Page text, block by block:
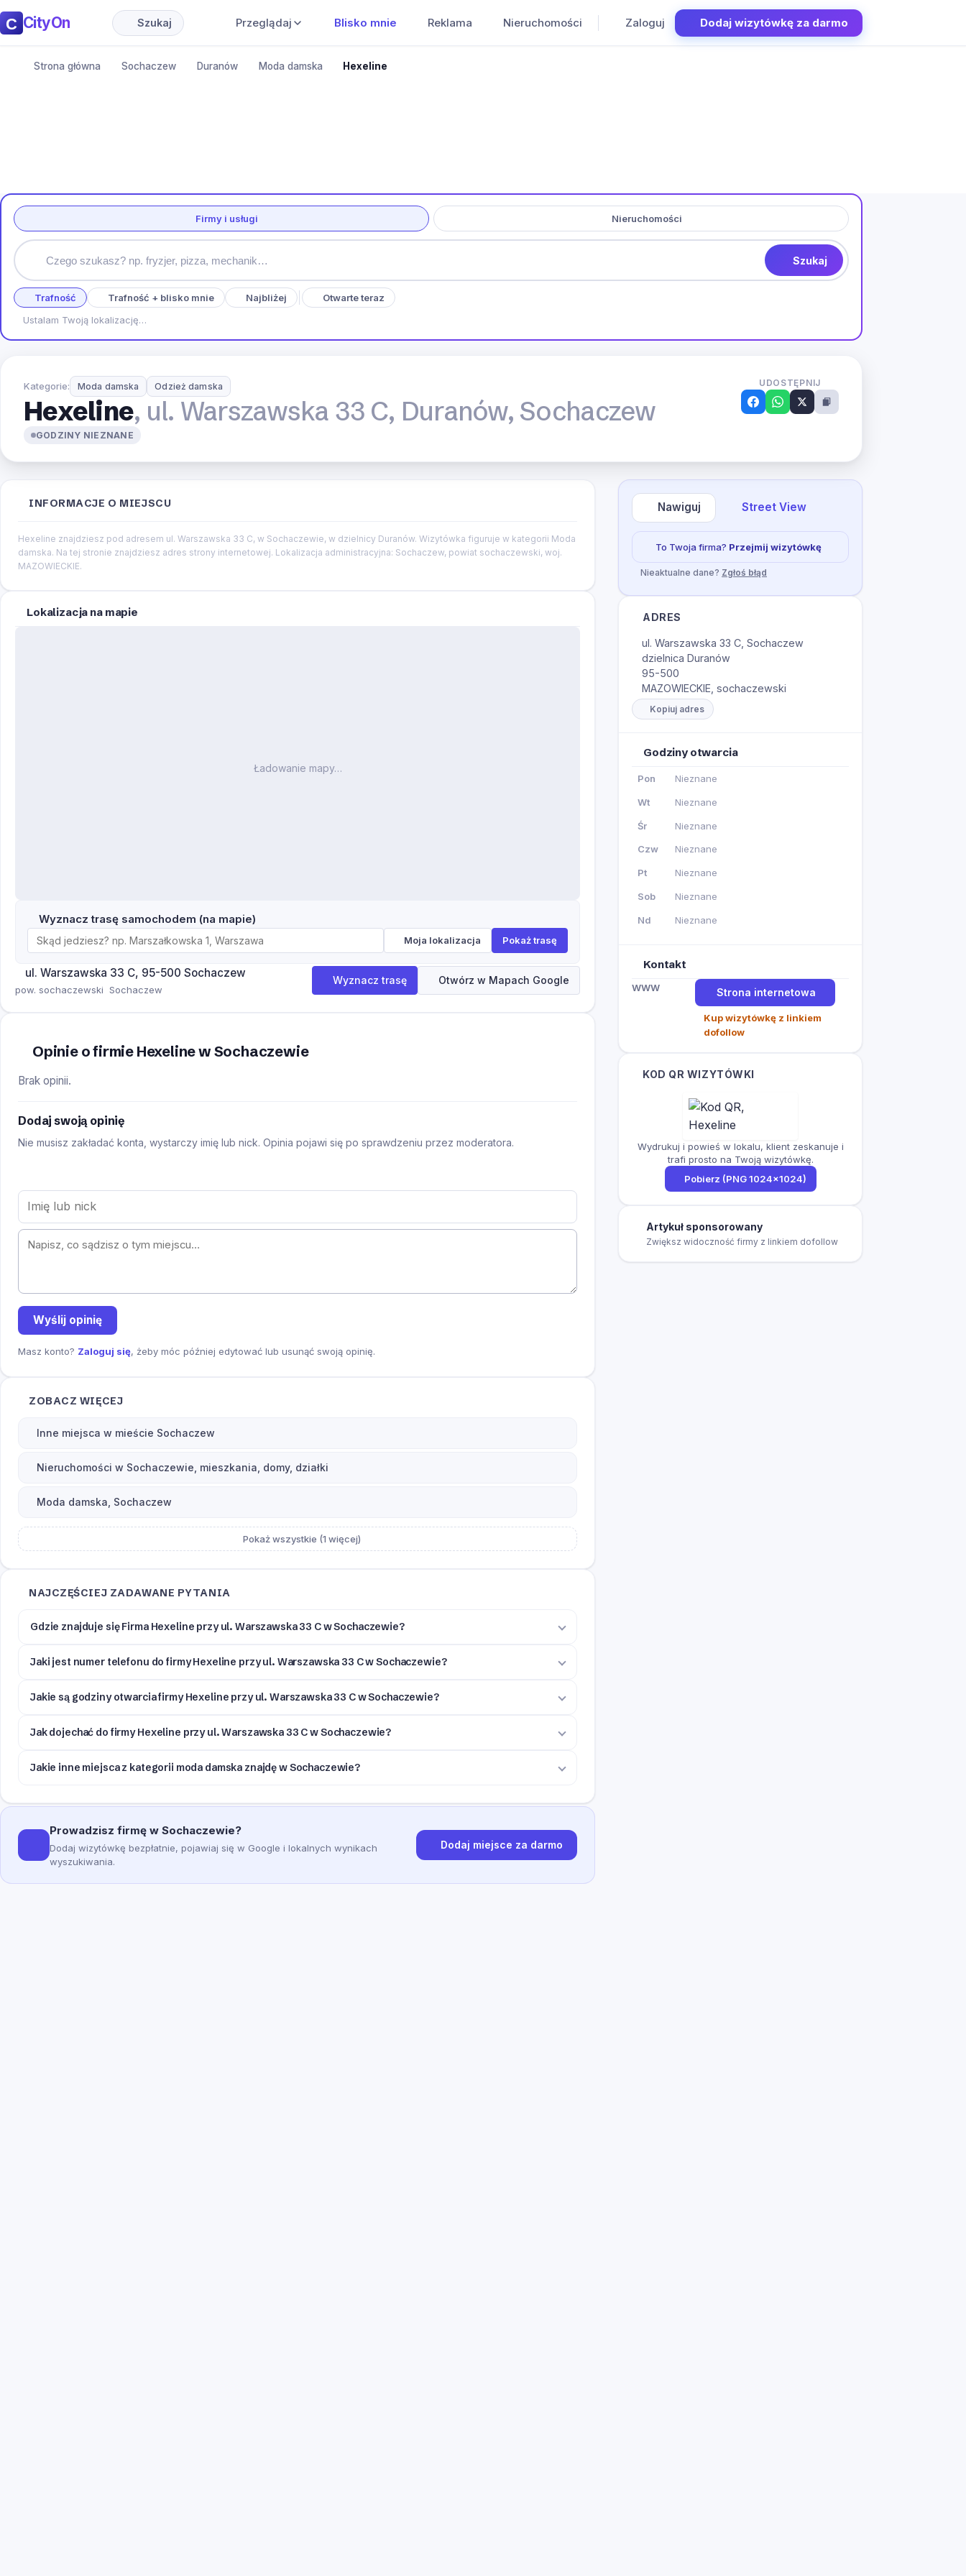
CityOn Szukaj Przeglądaj Blisko mnie Reklama Nieruchomości Zaloguj Dodaj wizytówkę za darmo
Strona główna Sochaczew Duranów Moda damska Hexeline
Firmy i usługi Nieruchomości
Szukaj
Trafność Trafność + blisko mnie Najbliżej
Otwarte teraz
Ustalam Twoją lokalizację…
Kategorie: Moda damska Odzież damska
Hexeline, ul. Warszawska 33 C, Duranów, Sochaczew
GODZINY NIEZNANE
UDOSTĘPNIJ
Nawiguj Street View
To Twoja firma? Przejmij wizytówkę
Nieaktualne dane? Zgłoś błąd
ADRES
ul. Warszawska 33 C, Sochaczew
dzielnica Duranów
95-500
MAZOWIECKIE, sochaczewski
Kopiuj adres
Godziny otwarcia
Pon Nieznane
Wt Nieznane
Śr Nieznane
Czw Nieznane
Pt Nieznane
Sob Nieznane
Nd Nieznane
Kontakt
WWW Strona internetowa
Kup wizytówkę z linkiem
dofollow
KOD QR WIZYTÓWKI
Wydrukuj i powieś w lokalu, klient zeskanuje i
trafi prosto na Twoją wizytówkę.
Pobierz (PNG 1024×1024)
Artykuł sponsorowany
Zwiększ widoczność firmy z linkiem dofollow
INFORMACJE O MIEJSCU
Hexeline znajdziesz pod adresem ul. Warszawska 33 C, w Sochaczewie, w dzielnicy Duranów. Wizytówka figuruje w kategorii Moda
damska. Na tej stronie znajdziesz adres strony internetowej. Lokalizacja administracyjna: Sochaczew, powiat sochaczewski, woj.
MAZOWIECKIE.
Lokalizacja na mapie
Ładowanie mapy…
Wyznacz trasę samochodem (na mapie)
Moja lokalizacja Pokaż trasę
ul. Warszawska 33 C, 95-500 Sochaczew
pow. sochaczewski Sochaczew
Wyznacz trasę Otwórz w Mapach Google
Opinie o firmie Hexeline w Sochaczewie
Brak opinii.
Dodaj swoją opinię
Nie musisz zakładać konta, wystarczy imię lub nick. Opinia pojawi się po sprawdzeniu przez moderatora.
Wyślij opinię
Masz konto? Zaloguj się, żeby móc później edytować lub usunąć swoją opinię.
ZOBACZ WIĘCEJ
Inne miejsca w mieście Sochaczew
Nieruchomości w Sochaczewie, mieszkania, domy, działki
Moda damska, Sochaczew
Pokaż wszystkie (1 więcej)
NAJCZĘŚCIEJ ZADAWANE PYTANIA
Gdzie znajduje się Firma Hexeline przy ul. Warszawska 33 C w Sochaczewie?
Jaki jest numer telefonu do firmy Hexeline przy ul. Warszawska 33 C w Sochaczewie?
Jakie są godziny otwarcia firmy Hexeline przy ul. Warszawska 33 C w Sochaczewie?
Jak dojechać do firmy Hexeline przy ul. Warszawska 33 C w Sochaczewie?
Jakie inne miejsca z kategorii moda damska znajdę w Sochaczewie?
Prowadzisz firmę w Sochaczewie?
Dodaj wizytówkę bezpłatnie, pojawiaj się w Google i lokalnych wynikach
wyszukiwania.
Dodaj miejsce za darmo